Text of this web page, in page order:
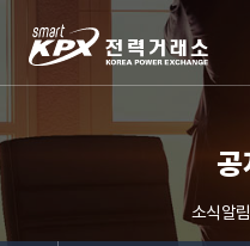
공
소식알림